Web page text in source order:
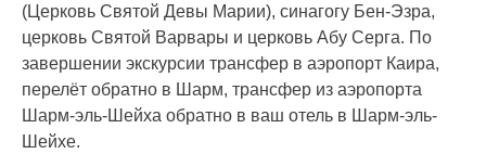
(Церковь Святой Девы Марии), синагогу Бен-Эзра,
церковь Святой Варвары и церковь Абу Серга. По
завершении экскурсии трансфер в аэропорт Каира,
перелёт обратно в Шарм, трансфер из аэропорта
Шарм-эль-Шейха обратно в ваш отель в Шарм-эль-
Шейхе.